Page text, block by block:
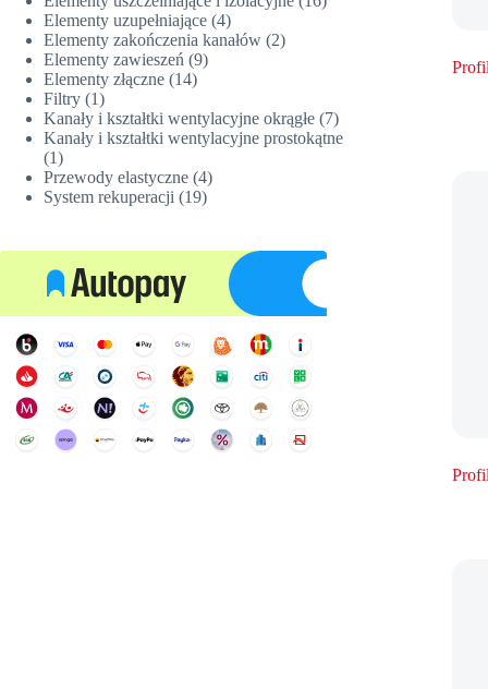
Elementy uzupełniające 44
produkty
Elementy zakończenia kanałów 22
Elementy zawieszeń 99
Elementy złączne 1414
Filtry 11
produkt
Kanały i kształtki wentylacyjne okrągłe 77
produktów
Kanały i kształtki wentylacyjne prostokątne
11
produkt
Przewody elastyczne 44
produkty
System rekuperacji 1919